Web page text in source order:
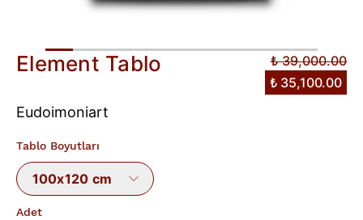
Element Tablo
₺ 39,000.00
₺ 35,100.00
Eudoimoniart
Tablo Boyutları
100x120 cm
Adet